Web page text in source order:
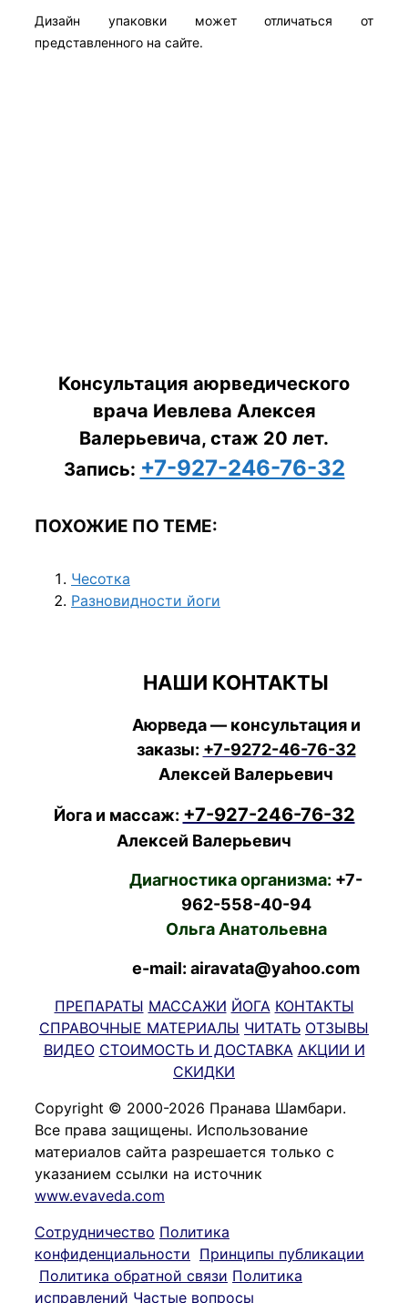
Дизайн упаковки может отличаться от
представленного на сайте.
Консультация аюрведического
врача Иевлева Алексея
Валерьевича, стаж 20 лет.
Запись: +7-927-246-76-32
ПОХОЖИЕ ПО ТЕМЕ:
Чесотка
Разновидности йоги
НАШИ КОНТАКТЫ
Аюрведа — консультация и
заказы: +7-9272-46-76-32
Алексей Валерьевич
Йога и массаж: +7-927-246-76-32
Алексей Валерьевич
Диагностика организма: +7-
962-558-40-94
Ольга Анатольевна
e-mail: airavata@yahoo.com
ПРЕПАРАТЫ МАССАЖИ ЙОГА КОНТАКТЫ
СПРАВОЧНЫЕ МАТЕРИАЛЫ ЧИТАТЬ ОТЗЫВЫ
ВИДЕО СТОИМОСТЬ И ДОСТАВКА АКЦИИ И
СКИДКИ
Copyright © 2000-2026 Пранава Шамбари.
Все права защищены. Использование
материалов сайта разрешается только с
указанием ссылки на источник
www.evaveda.com
Сотрудничество Политика
конфиденциальности Принципы публикации
Политика обратной связи Политика
исправлений Частые вопросы